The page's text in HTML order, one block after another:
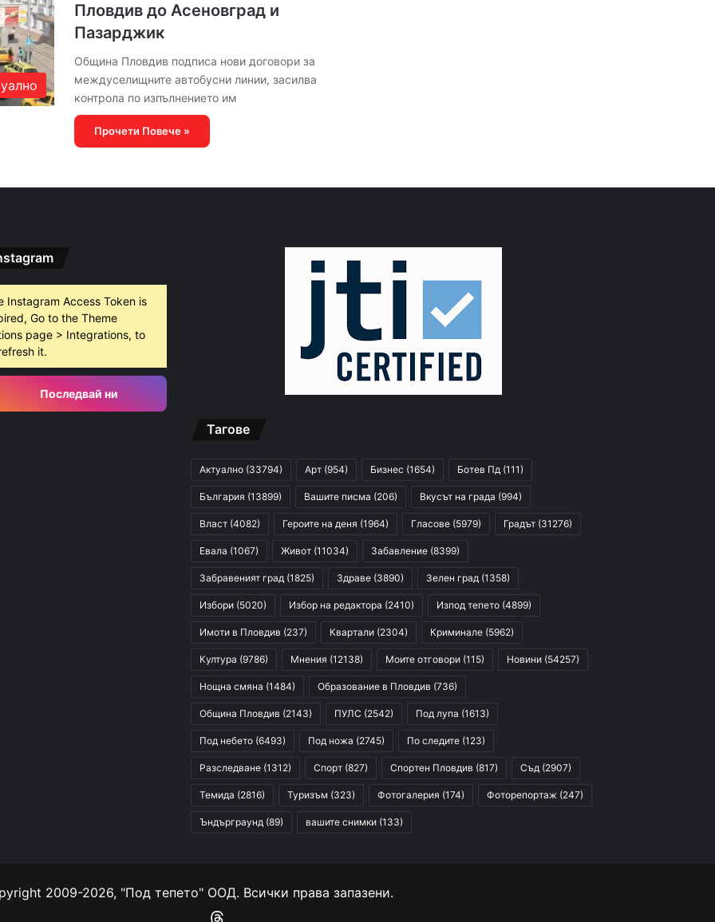
Пловдив до Асеновград и
Пазарджик
Община Пловдив подписа нови договори за
междуселищните автобусни линии, засилва
контрола по изпълнението им
Прочети Повече »
Instagram Access Token is
Go to the Theme
page > Integrations, to
it.
Последвай ни
Тагове
Актуално (33794) Арт (954) Бизнес (1654) Ботев Пд (111)
България (13899) Вашите писма (206) Вкусът на града (994)
Власт (4082) Героите на деня (1964) Гласове (5979) Градът (31276)
Евала (1067) Живот (11034) Забавление (8399)
Забравеният град (1825) Здраве (3890) Зелен град (1358)
Избори (5020) Избор на редактора (2410) Изпод тепето (4899)
Имоти в Пловдив (237) Квартали (2304) Криминале (5962)
Култура (9786) Мнения (12138) Моите отговори (115) Новини (54257)
Нощна смяна (1484) Образование в Пловдив (736)
Община Пловдив (2143) ПУЛС (2542) Под лупа (1613)
Под небето (6493) Под ножа (2745) По следите (123)
Разследване (1312) Спорт (827) Спортен Пловдив (817) Съд (2907)
Темида (2816) Туризъм (323) Фотогалерия (174) Фоторепортаж (247)
Ъндърграунд (89) вашите снимки (133)
2009-2026, "Под тепето" ООД. Всички права запазени.
Instagram
RSS